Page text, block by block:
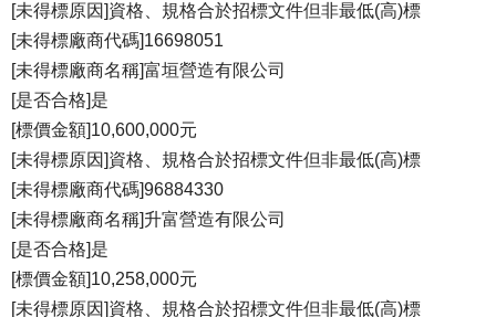
[未得標原因]資格、規格合於招標文件但非最低(高)標
[未得標廠商代碼]16698051
[未得標廠商名稱]富垣營造有限公司
[是否合格]是
[標價金額]10,600,000元
[未得標原因]資格、規格合於招標文件但非最低(高)標
[未得標廠商代碼]96884330
[未得標廠商名稱]升富營造有限公司
[是否合格]是
[標價金額]10,258,000元
[未得標原因]資格、規格合於招標文件但非最低(高)標